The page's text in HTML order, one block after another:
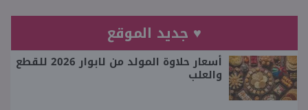
♥ جديد الموقع
أسعار حلاوة المولد من لابوار 2026 للقطع
والعلب